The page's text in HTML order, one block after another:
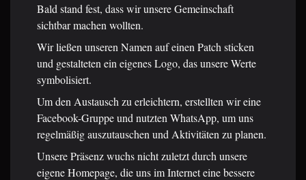
Bald stand fest, dass wir unsere Gemeinschaft
sichtbar machen wollten.
Wir ließen unseren Namen auf einen Patch sticken
und gestalteten ein eigenes Logo, das unsere Werte
symbolisiert.
Um den Austausch zu erleichtern, erstellten wir eine
Facebook-Gruppe und nutzten WhatsApp, um uns
regelmäßig auszutauschen und Aktivitäten zu planen.
Unsere Präsenz wuchs nicht zuletzt durch unsere
eigene Homepage, die uns im Internet eine bessere